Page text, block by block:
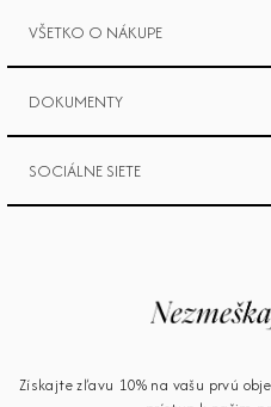
VŠETKO O NÁKUPE
DOKUMENTY
SOCIÁLNE SIETE
Získajte zľavu 10% na vašu prvú